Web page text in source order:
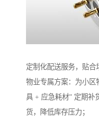
定制化配送服务，贴合
物业专属方案：为小区
具 + 应急耗材” 定期补
货，降低库存压力；​